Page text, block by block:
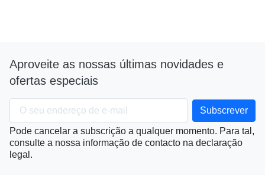
Aproveite as nossas últimas novidades e
ofertas especiais
Pode cancelar a subscrição a qualquer momento. Para tal,
consulte a nossa informação de contacto na declaração
legal.